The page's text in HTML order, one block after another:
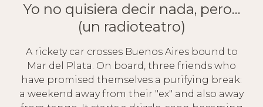
Yo no quisiera decir nada, pero…
(un radioteatro)
A rickety car crosses Buenos Aires bound to
Mar del Plata. On board, three friends who
have promised themselves a purifying break:
a weekend away from their "ex" and also away